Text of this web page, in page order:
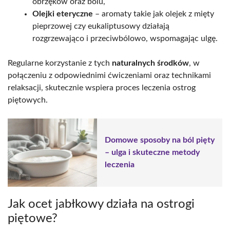
Olejki eteryczne – aromaty takie jak olejek z mięty
pieprzowej czy eukaliptusowy działają
rozgrzewająco i przeciwbólowo, wspomagając ulgę.
Regularne korzystanie z tych naturalnych środków, w
połączeniu z odpowiednimi ćwiczeniami oraz technikami
relaksacji, skutecznie wspiera proces leczenia ostrog
piętowych.
Domowe sposoby na ból pięty
– ulga i skuteczne metody
leczenia
Jak ocet jabłkowy działa na ostrogi
piętowe?